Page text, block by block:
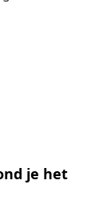
je het